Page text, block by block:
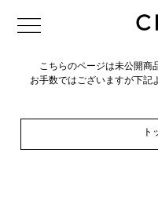
こちらのページは未公開商
お手数ではございますが下記
ト